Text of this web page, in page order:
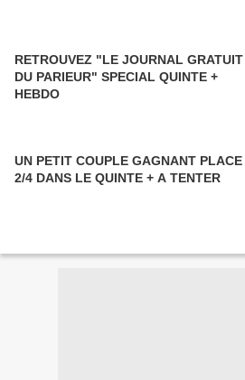
RETROUVEZ "LE JOURNAL GRATUIT
DU PARIEUR" SPECIAL QUINTE +
HEBDO
UN PETIT COUPLE GAGNANT PLACE
2/4 DANS LE QUINTE + A TENTER